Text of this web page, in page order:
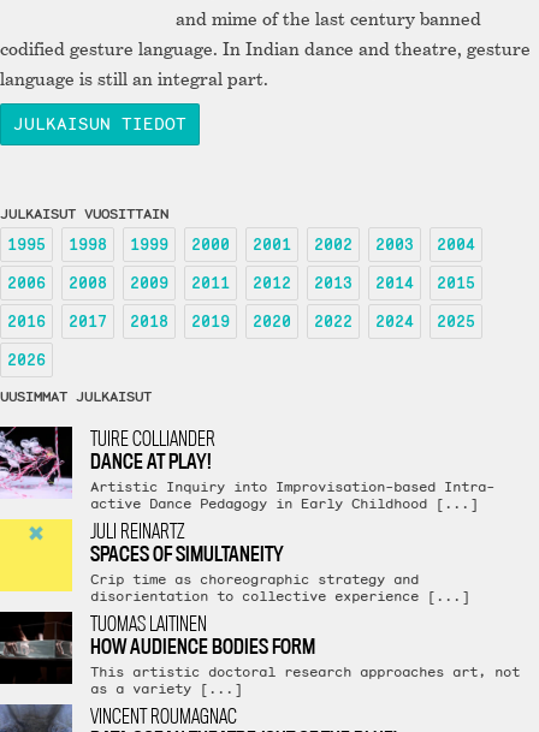
and mime of the last century banned
codified gesture language. In Indian dance and theatre, gesture
language is still an integral part.
JULKAISUN TIEDOT
JULKAISUT VUOSITTAIN
1995 1998 1999 2000 2001 2002 2003
2004
2006
2008 2009 2011 2012 2013 2014
2015
2016
2017 2018 2019 2020 2022 2024
2025
2026
UUSIMMAT JULKAISUT
TUIRE COLLIANDER
DANCE AT PLAY!
Artistic Inquiry into Improvisation-based Intra-
active Dance Pedagogy in Early Childhood [...]
JULI REINARTZ
SPACES OF SIMULTANEITY
Crip time as choreographic strategy and
disorientation to collective experience [...]
TUOMAS LAITINEN
HOW AUDIENCE BODIES FORM
This artistic doctoral research approaches art, not
as a variety [...]
VINCENT ROUMAGNAC